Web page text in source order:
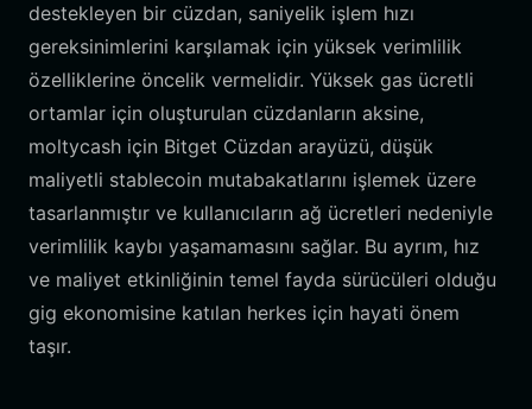
destekleyen bir cüzdan, saniyelik işlem hızı
gereksinimlerini karşılamak için yüksek verimlilik
özelliklerine öncelik vermelidir. Yüksek gas ücretli
ortamlar için oluşturulan cüzdanların aksine,
moltycash için Bitget Cüzdan arayüzü, düşük
maliyetli stablecoin mutabakatlarını işlemek üzere
tasarlanmıştır ve kullanıcıların ağ ücretleri nedeniyle
verimlilik kaybı yaşamamasını sağlar. Bu ayrım, hız
ve maliyet etkinliğinin temel fayda sürücüleri olduğu
gig ekonomisine katılan herkes için hayati önem
taşır.